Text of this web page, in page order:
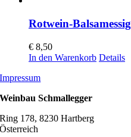
Rotwein-Balsamessig
€ 8,50
In den Warenkorb Details
Impressum
Weinbau Schmallegger
Ring 178, 8230 Hartberg
Österreich